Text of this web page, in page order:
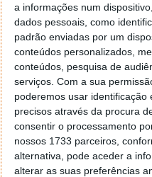
a informações num
dados pessoais, como
padrão enviadas por um
conteúdos personalizados,
conteúdos, pesquisa de
serviços. Com a sua
poderemos usar identificação
precisos através da procura
consentir o processamento
nossos 1733 parceiros,
alternativa, pode aceder a
alterar as suas preferências